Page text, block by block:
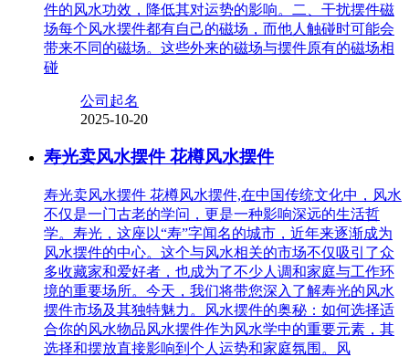
件的风水功效，降低其对运势的影响。二、干扰摆件磁
场每个风水摆件都有自己的磁场，而他人触碰时可能会
带来不同的磁场。这些外来的磁场与摆件原有的磁场相
碰
公司起名
2025-10-20
寿光卖风水摆件 花樽风水摆件
寿光卖风水摆件 花樽风水摆件,在中国传统文化中，风水
不仅是一门古老的学问，更是一种影响深远的生活哲
学。寿光，这座以“寿”字闻名的城市，近年来逐渐成为
风水摆件的中心。这个与风水相关的市场不仅吸引了众
多收藏家和爱好者，也成为了不少人调和家庭与工作环
境的重要场所。今天，我们将带您深入了解寿光的风水
摆件市场及其独特魅力。风水摆件的奥秘：如何选择适
合你的风水物品风水摆件作为风水学中的重要元素，其
选择和摆放直接影响到个人运势和家庭氛围。风